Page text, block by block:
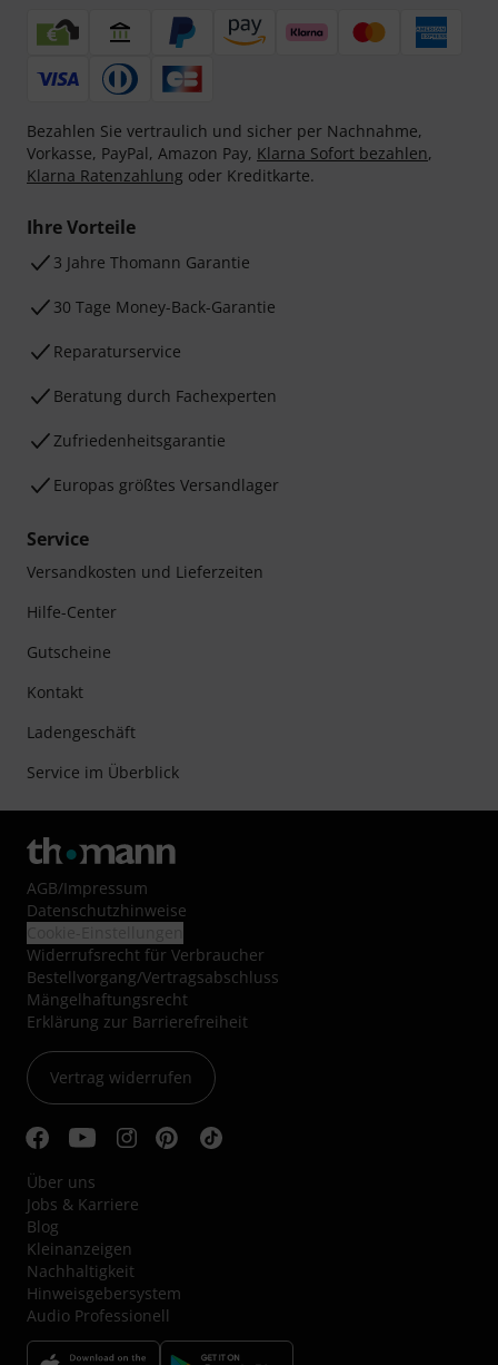
Bezahlen Sie vertraulich und sicher per Nachnahme,
Vorkasse, PayPal, Amazon Pay, Klarna Sofort bezahlen,
Klarna Ratenzahlung oder Kreditkarte.
Ihre Vorteile
3 Jahre Thomann Garantie
30 Tage Money-Back-Garantie
Reparaturservice
Beratung durch Fachexperten
Zufriedenheitsgarantie
Europas größtes Versandlager
Service
Versandkosten und Lieferzeiten
Hilfe-Center
Gutscheine
Kontakt
Ladengeschäft
Service im Überblick
AGB/Impressum
Datenschutzhinweise
Widerrufsrecht für Verbraucher
Bestellvorgang/Vertragsabschluss
Mängelhaftungsrecht
Erklärung zur Barrierefreiheit
Vertrag widerrufen
Über uns
Jobs & Karriere
Blog
Kleinanzeigen
Nachhaltigkeit
Hinweisgebersystem
Audio Professionell